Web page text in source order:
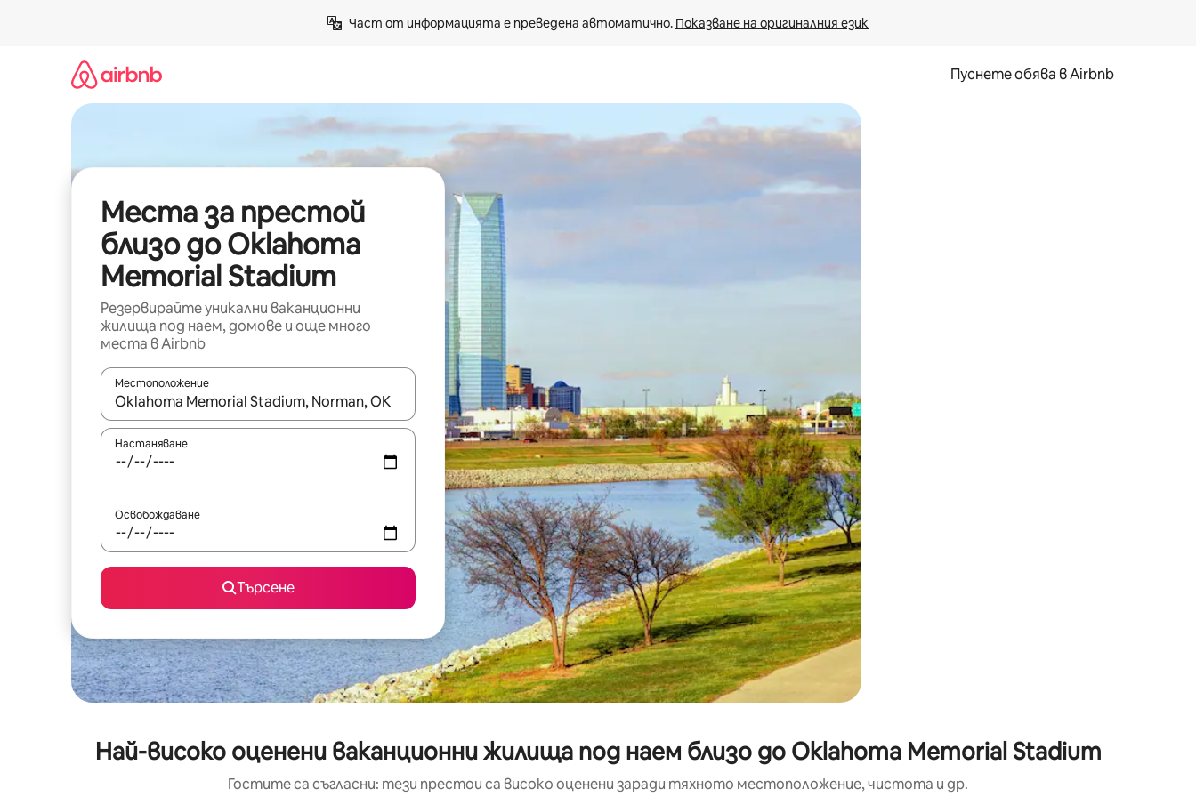
Част от информацията е преведена автоматично. Показване на оригиналния език
Пуснете обява в Airbnb
Места за престой
близо до Oklahoma
Memorial Stadium
Резервирайте уникални ваканционни
жилища под наем, домове и още много
места в Airbnb
Местоположение
Когато резултатите се покажат, използвайте клавишите със стрелки нагоре и надолу или навигирайте с докосване или плъзгане.
Настаняване
Освобождаване
Търсене
Най-високо оценени ваканционни жилища под наем близо до Oklahoma Memorial Stadium
Гостите са съгласни: тези престои са високо оценени заради тяхното местоположение, чистота и др.